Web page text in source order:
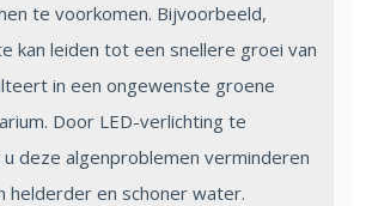
te voorkomen. Bijvoorbeeld,
kan leiden tot een snellere groei van
in een ongewenste groene
Door LED-verlichting te
u deze algenproblemen verminderen
helderder en schoner water.